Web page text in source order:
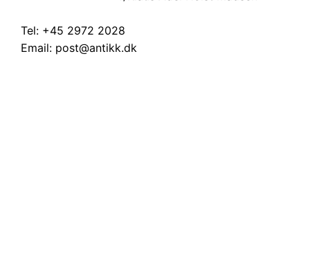
Tel: +45 2972 2028
Email: post@antikk.dk